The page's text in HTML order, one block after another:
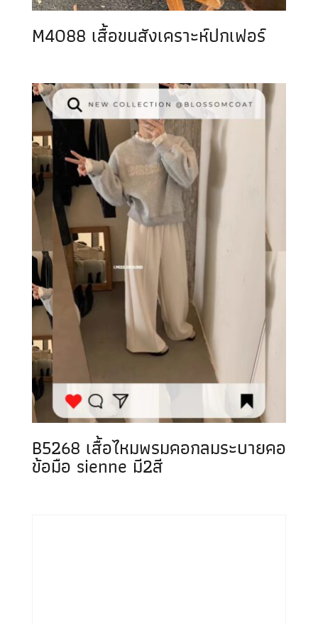
M4088 เสื้อขนสังเคราะห์ปกเฟอร์
B5268 เสื้อไหมพรมคอกลมระบายคอ
ข้อมือ sienne มี2สี